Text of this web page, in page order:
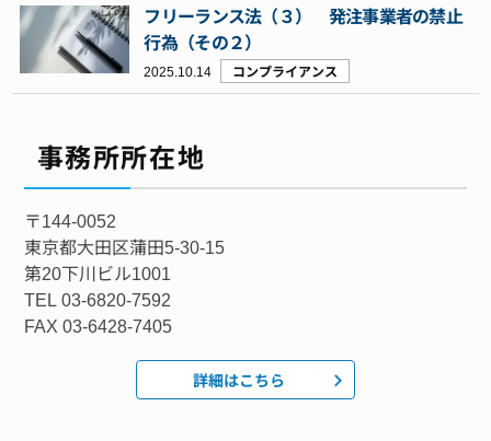
フリーランス法（３） 発注事業者の禁止
行為（その２）
2025.10.14 コンプライアンス
事務所所在地
〒144-0052
東京都大田区蒲田5-30-15
第20下川ビル1001
TEL 03-6820-7592
FAX 03-6428-7405
詳細はこちら